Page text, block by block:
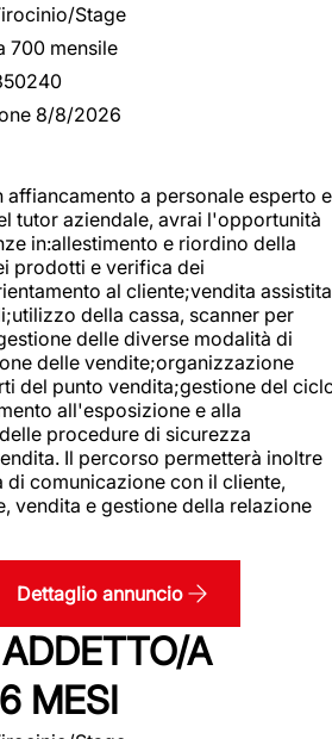
Stage
700 mensile
8/8/2026
affiancamento a personale esperto e
tutor aziendale, avrai l'opportunità
in:allestimento e riordino della
prodotti e verifica dei
al cliente;vendita assistita
della cassa, scanner per
delle diverse modalità di
delle vendite;organizzazione
del punto vendita;gestione del
all'esposizione e alla
procedure di sicurezza
Il percorso permetterà inoltre
comunicazione con il cliente,
vendita e gestione della relazione
Dettaglio annuncio
A
MESI